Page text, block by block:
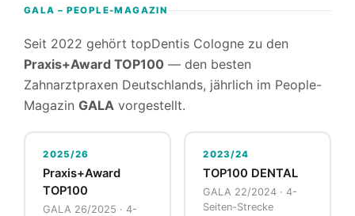
GALA – PEOPLE-MAGAZIN
Seit 2022 gehört topDentis Cologne zu den
Praxis+Award TOP100 — den besten
Zahnarztpraxen Deutschlands, jährlich im People-
Magazin GALA vorgestellt.
2025/26
Praxis+Award
TOP100
GALA 26/2025 · 4-
2023/24
TOP100 DENTAL
GALA 22/2024 · 4-
Seiten-Strecke